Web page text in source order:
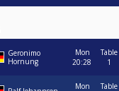
Geronimo
Hornung
Mon
20:28
Table
1
Mon
Table